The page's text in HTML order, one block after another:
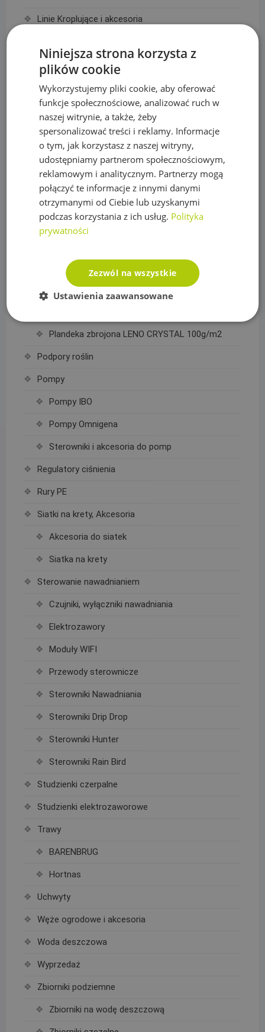
Linie Kroplujące i akcesoria
Linie kroplujące
Maty, taśmy ogrodzeniowe i akcesoria
Mikronawadnianie
Narzędzia
Nawozy do trawy
Obrzeża trawnikowe, kraty parkingowe i kotwy
Opryskiwacze
Oświetlenie
Plandeka wzmacniana GRAY 200g/m2
Plandeka wzmacniana GREEN 90g/m2
Plandeka zbrojona LENO CRYSTAL 100g/m2
Podpory roślin
Pompy
Pompy IBO
Pompy Omnigena
Sterowniki i akcesoria do pomp
Regulatory ciśnienia
Rury PE
Siatki na krety, Akcesoria
Akcesoria do siatek
Siatka na krety
Sterowanie nawadnianiem
Czujniki, wyłączniki nawadniania
Elektrozawory
Moduły WIFI
Przewody sterownicze
Sterowniki Nawadniania
Sterowniki Drip Drop
Sterowniki Hunter
Sterowniki Rain Bird
Studzienki czerpalne
Studzienki elektrozaworowe
Trawy
BARENBRUG
Hortnas
Uchwyty
Węże ogrodowe i akcesoria
Woda deszczowa
Wyprzedaż
Zbiorniki podziemne
Zbiorniki na wodę deszczową
Niniejsza strona korzysta z
plików cookie
Wykorzystujemy pliki cookie, aby oferować
funkcje społecznościowe, analizować ruch w
naszej witrynie, a także, żeby
spersonalizować treści i reklamy. Informacje
o tym, jak korzystasz z naszej witryny,
udostępniamy partnerom społecznościowym,
reklamowym i analitycznym. Partnerzy mogą
połączyć te informacje z innymi danymi
otrzymanymi od Ciebie lub uzyskanymi
podczas korzystania z ich usług. Polityka
prywatności
Zezwól na wszystkie
Ustawienia zaawansowane